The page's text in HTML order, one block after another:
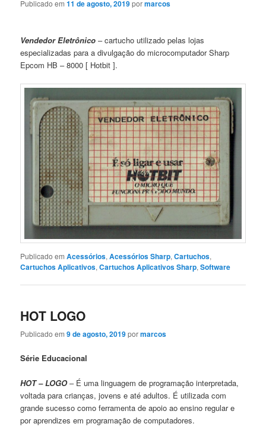
Publicado em11 de agosto, 2019pormarcos
Vendedor Eletrônico – cartucho utilizado pelas lojas
especializadas para a divulgação do microcomputador Sharp
Epcom HB – 8000 [ Hotbit ].
Publicado em Acessórios,Acessórios Sharp,Cartuchos,
Cartuchos Aplicativos,Cartuchos Aplicativos Sharp,Software
HOT LOGO
Publicado em9 de agosto, 2019pormarcos
Série Educacional
HOT – LOGO– É uma linguagem de programação interpretada,
voltada para crianças, jovens e até adultos. É utilizada com
grande sucesso como ferramenta de apoio ao ensino regular e
por aprendizes em programação de computadores.